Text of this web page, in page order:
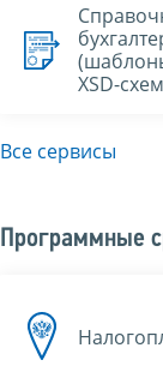
XSD-
Все сервисы
Программные